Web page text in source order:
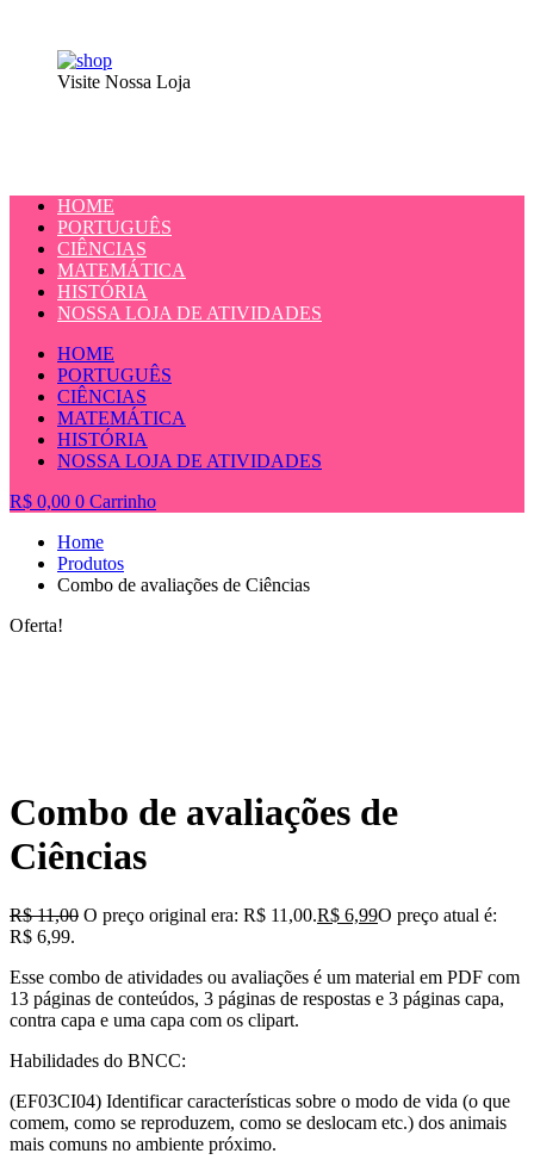
Visite Nossa Loja
HOME
PORTUGUÊS
CIÊNCIAS
MATEMÁTICA
HISTÓRIA
NOSSA LOJA DE ATIVIDADES
HOME
PORTUGUÊS
CIÊNCIAS
MATEMÁTICA
HISTÓRIA
NOSSA LOJA DE ATIVIDADES
R$ 0,00 0 Carrinho
Home
Produtos
Combo de avaliações de Ciências
Oferta!
Combo de avaliações de
Ciências
R$11,00 O preço original era: R$ 11,00.R$ 6,99O preço atual é:
R$ 6,99.
Esse combo de atividades ou avaliações é um material em PDF com
13 páginas de conteúdos, 3 páginas de respostas e 3 páginas capa,
contra capa e uma capa com os clipart.
Habilidades do BNCC:
(EF03CI04) Identificar características sobre o modo de vida (o que
comem, como se reproduzem, como se deslocam etc.) dos animais
mais comuns no ambiente próximo.